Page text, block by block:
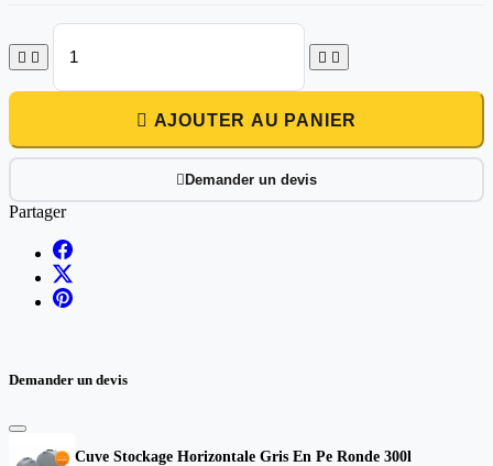
   
 AJOUTER AU PANIER
 Demander un devis
Partager
Demander un devis
Cuve Stockage Horizontale Gris En Pe Ronde 300l